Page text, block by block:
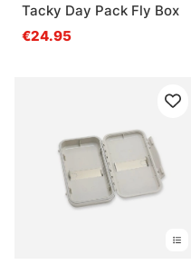
Tacky Day Pack Fly Box
€24.95